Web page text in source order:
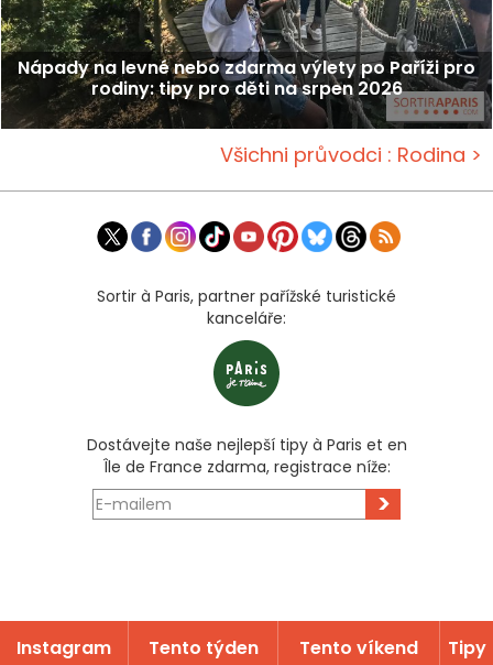
Nápady na levné nebo zdarma výlety po Paříži pro
rodiny: tipy pro děti na srpen 2026
Všichni průvodci : Rodina >
Sortir à Paris, partner pařížské turistické
kanceláře:
Dostávejte naše nejlepší tipy à Paris et en
Île de France zdarma, registrace níže:
>
Instagram Tento týden Tento víkend Tipy